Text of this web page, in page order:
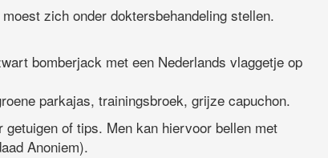
zich onder doktersbehandeling stellen.
bomberjack met een Nederlands vlaggetje op
parkajas, trainingsbroek, grijze capuchon.
of tips. Men kan hiervoor bellen met
Anoniem).